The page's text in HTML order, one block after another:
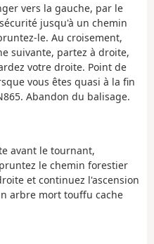
vers la gauche, par le
jusqu'à un chemin
le. Au croisement,
suivante, partez à droite,
votre droite. Point de
vous êtes quasi à la fin
Abandon du balisage.
avant le tournant,
le chemin forestier
et continuez l'ascension
arbre mort touffu cache